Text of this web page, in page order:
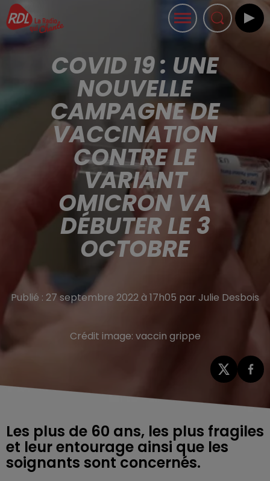
COVID 19 : UNE
NOUVELLE
CAMPAGNE DE
VACCINATION
CONTRE LE
VARIANT
OMICRON VA
DÉBUTER LE 3
OCTOBRE
Publié : 27 septembre 2022 à 17h05 par Julie Desbois
Crédit image: vaccin grippe
Les plus de 60 ans, les plus fragiles
et leur entourage ainsi que les
soignants sont concernés.